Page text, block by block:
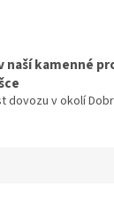
naší kamenné
dovozu v okolí